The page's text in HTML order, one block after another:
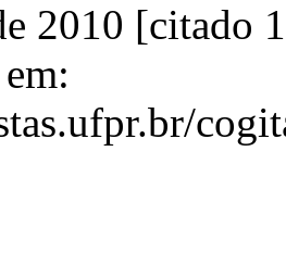
2010 [citado